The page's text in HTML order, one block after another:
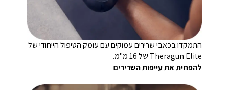
התמקדו בכאבי שרירים עמוקים עם עומק הטיפול הייחודי של
Theragun Elite של 16 מ"מ.
להפחית את עייפות השרירים